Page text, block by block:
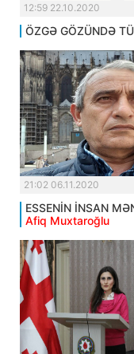
12:59 22.10.2020
ÖZGƏ GÖZÜNDƏ
21:02 06.11.2020
ESSENİN İNSAN
Afiq Muxtaroğlu